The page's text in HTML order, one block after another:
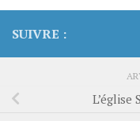
SUIVRE :
L’église